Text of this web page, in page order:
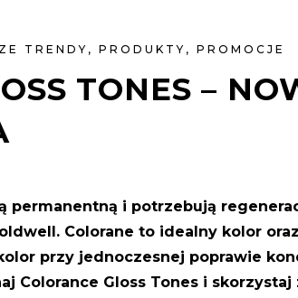
TRENDY , PRODUKTY , PROMOCJE
TONES –
permanentną i potrzebują
Colorane to idealny kolor
przy jednoczesnej poprawie
Colorance Gloss Tones i